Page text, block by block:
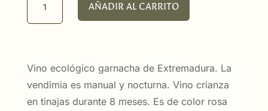
Ecológico
AÑADIR AL CARRITO
Vino ecológico garnacha de Extremadura. La
vendimia es manual y nocturna. Vino crianza
en tinajas durante 8 meses. Es de color rosa